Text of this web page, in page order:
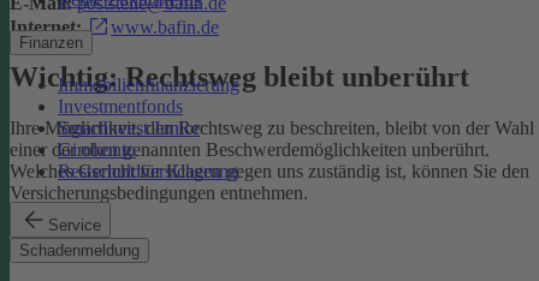
Finanzen
Immobilienfinanzierung
Investmentfonds
SmartInvest Junior
Girokonto
Restschuldversicherung
Service
Schadenmeldung
Internet:
www.bafin.de
Wichtig: Rechtsweg bleibt unberührt
Ihre Möglichkeit, den Rechtsweg zu beschreiten, bleibt von der Wahl
einer der oben genannten Beschwerdemöglichkeiten unberührt.
Welches Gericht für Klagen gegen uns zuständig ist, können Sie den
Versicherungsbedingungen entnehmen.
Kontakt